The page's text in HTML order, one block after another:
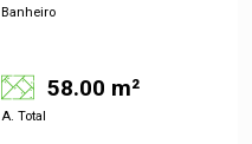
Banheiro
58.00 m²
A. Total